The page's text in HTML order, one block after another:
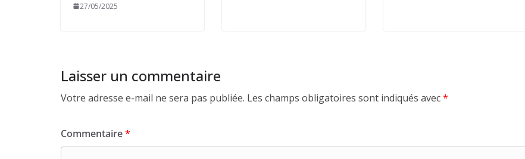
27/05/2025
Laisser un commentaire
Votre adresse e-mail ne sera pas publiée. Les champs obligatoires sont indiqués avec*
Commentaire*